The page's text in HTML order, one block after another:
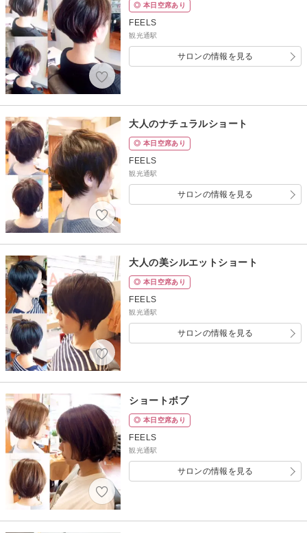
◎ 本日空席あり
FEELS
観光通駅
サロンの情報を見る
大人のナチュラルショート
◎ 本日空席あり
FEELS
観光通駅
サロンの情報を見る
大人の美シルエットショート
◎ 本日空席あり
FEELS
観光通駅
サロンの情報を見る
ショートボブ
◎ 本日空席あり
FEELS
観光通駅
サロンの情報を見る